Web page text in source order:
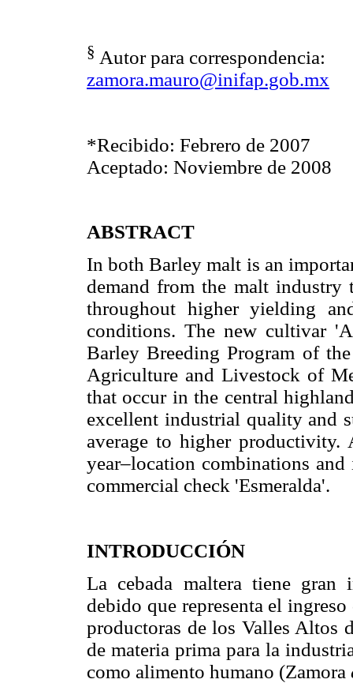
§ Autor para correspondencia:
zamora.mauro@inifap.gob.mx
*Recibido: Febrero de 2007
Aceptado: Noviembre de 2008
ABSTRACT
In both Barley malt is an
demand from the malt industry
throughout higher yielding
conditions. The new cultivar
Barley Breeding Program of
Agriculture and Livestock of
that occur in the central
excellent industrial quality and
average to higher productivity.
year–location combinations
commercial check 'Esmeralda'.
INTRODUCCIÓN
La cebada maltera tiene gran
debido que representa el
productoras de los Valles Altos
de materia prima para la
como alimento humano (Zamora